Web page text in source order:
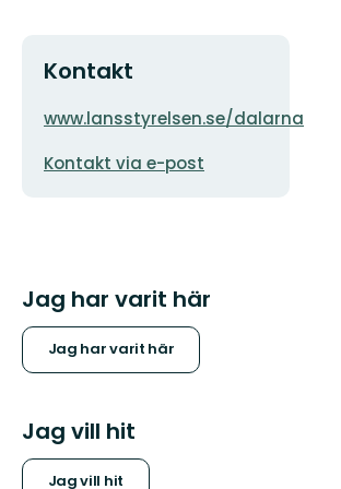
Kontakt
Adress
www.lansstyrelsen.se/dalarna
postadress
Kontakt via e-post
Jag har varit här
Jag har varit här
Jag vill hit
Jag vill hit